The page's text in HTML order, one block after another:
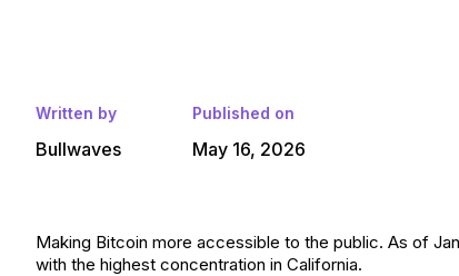
Written by
Bullwaves
Published on
May 16, 2026
Making Bitcoin more accessible to the public. As of
with the highest concentration in California.